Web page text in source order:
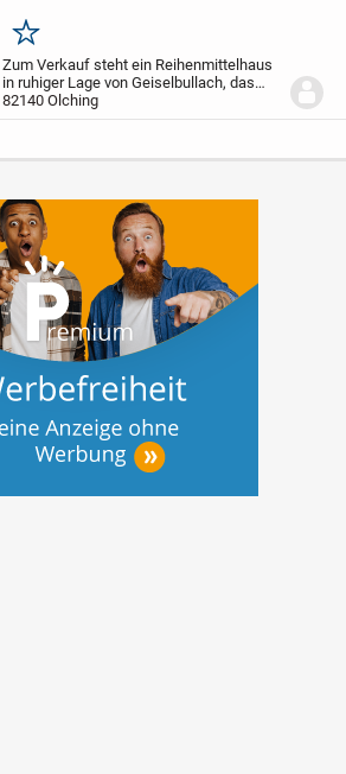
Merken
Zum Verkauf steht ein Reihenmittelhaus
in ruhiger Lage von Geiselbullach, das
sich ideal für Käufer eignet, die ein
Zuhause nach eigenen Vorstellungen
82140 Olching